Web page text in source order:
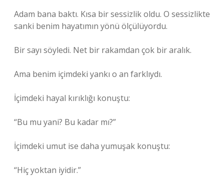
Adam bana baktı. Kısa bir sessizlik oldu. O sessizlikte
sanki benim hayatımın yönü ölçülüyordu.
Bir sayı söyledi. Net bir rakamdan çok bir aralık.
Ama benim içimdeki yankı o an farklıydı.
İçimdeki hayal kırıklığı konuştu:
“Bu mu yani? Bu kadar mı?”
İçimdeki umut ise daha yumuşak konuştu:
“Hiç yoktan iyidir.”